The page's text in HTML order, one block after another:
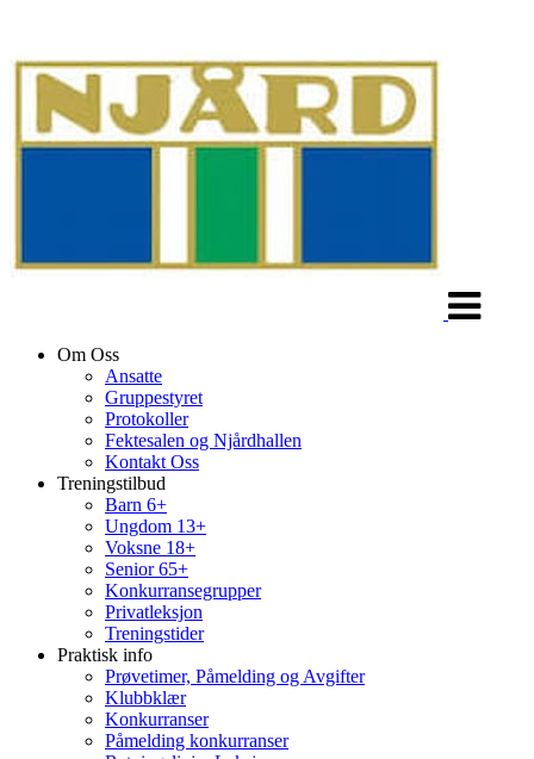
Om Oss
Ansatte
Gruppestyret
Protokoller
Fektesalen og Njårdhallen
Kontakt Oss
Treningstilbud
Barn 6+
Ungdom 13+
Voksne 18+
Senior 65+
Konkurransegrupper
Privatleksjon
Treningstider
Praktisk info
Prøvetimer, Påmelding og Avgifter
Klubbklær
Konkurranser
Påmelding konkurranser